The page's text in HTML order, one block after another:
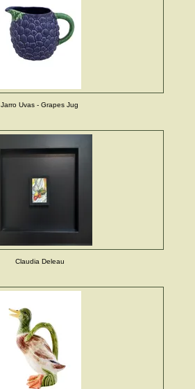
Jarro Uvas - Grapes Jug
Claudia Deleau